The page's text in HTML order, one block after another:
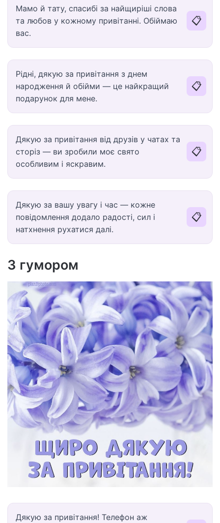
Мамо й тату, спасибі за найщиріші слова
та любов у кожному привітанні. Обіймаю
вас.
📋
Рідні, дякую за привітання з днем
народження й обійми — це найкращий
подарунок для мене.
📋
Дякую за привітання від друзів у чатах та
сторіз — ви зробили моє свято
особливим і яскравим.
📋
Дякую за вашу увагу і час — кожне
повідомлення додало радості, сил і
натхнення рухатися далі.
📋
З гумором
Дякую за привітання! Телефон аж